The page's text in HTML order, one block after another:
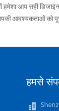
हमेशा आप सही
आवश्यकताओं को
हमसे